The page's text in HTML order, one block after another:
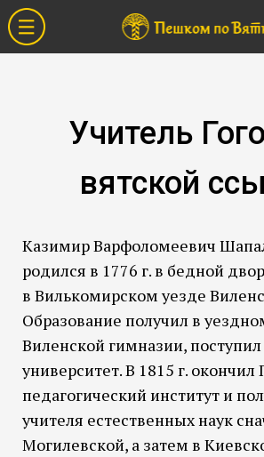
Учитель
вятской
Казимир Варфоломеевич
родился в 1776 г. в бедной
в Вилькомирском уезде
Образование получил в
Виленской гимназии,
университет. В 1815 г. окончил
педагогический институт и
учителя естественных наук
Могилевской, а затем в